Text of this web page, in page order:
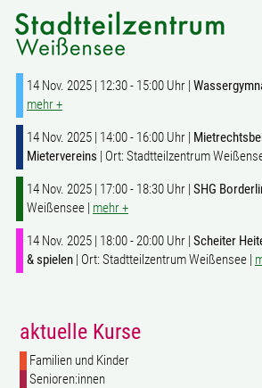
14 Nov. 2025 | 12:30 - 15:00 Uhr |
mehr +
14 Nov. 2025 | 14:00 - 16:00 Uhr |
Mietervereins | Ort: Stadtteilzentrum
14 Nov. 2025 | 17:00 - 18:30 Uhr | SHG
Weißensee | mehr +
14 Nov. 2025 | 18:00 - 20:00 Uhr | Scheiter
& spielen | Ort: Stadtteilzentrum Weißensee |
aktuelle Kurse
Familien und Kinder
Senioren:innen